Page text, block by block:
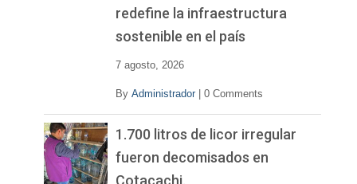
redefine la infraestructura
sostenible en el país
7 agosto, 2026
By Administrador 0 Comments
1.700 litros de licor irregular
fueron decomisados en